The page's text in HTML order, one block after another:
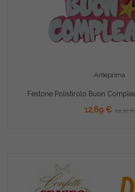
Anteprima
12,89 € 14,32 €